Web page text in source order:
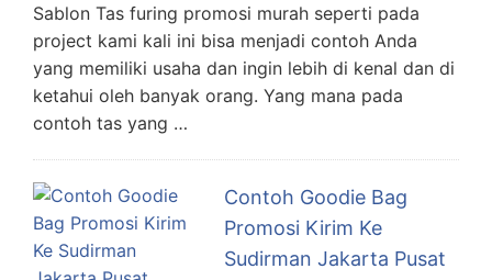
Sablon Tas furing promosi murah seperti pada
project kami kali ini bisa menjadi contoh Anda
yang memiliki usaha dan ingin lebih di kenal dan di
ketahui oleh banyak orang. Yang mana pada
contoh tas yang …
Contoh Goodie Bag
Promosi Kirim Ke
Sudirman Jakarta Pusat